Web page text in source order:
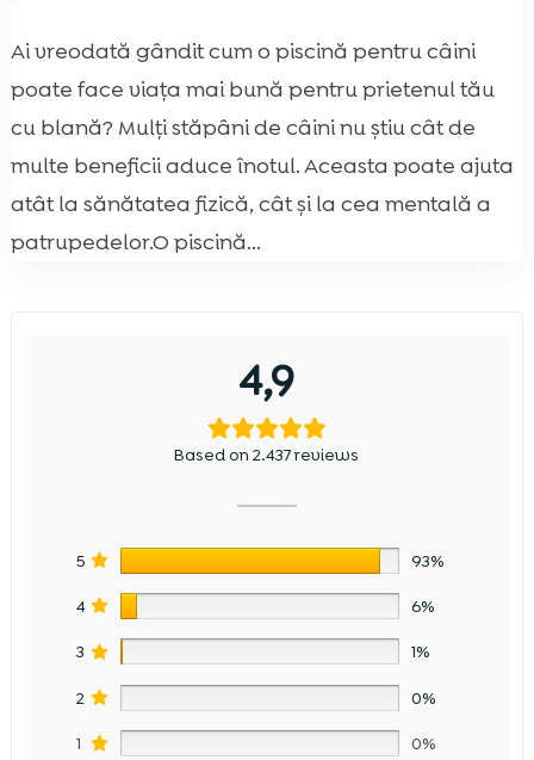
Ai vreodată gândit cum o piscină pentru câini
poate face viața mai bună pentru prietenul tău
cu blană? Mulți stăpâni de câini nu știu cât de
multe beneficii aduce înotul. Aceasta poate ajuta
atât la sănătatea fizică, cât și la cea mentală a
patrupedelor.O piscină...
4,9
Based on 2.437 reviews
5 93%
4 6%
3 1%
2 0%
1 0%